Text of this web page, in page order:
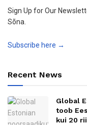
Sign Up for Our
Sõna.
Subscribe here →
Recent News
Global
toob
kui 20